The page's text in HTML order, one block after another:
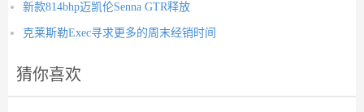
新款814bhp迈凯伦Senna GTR释放
克莱斯勒Exec寻求更多的周末经销时间
猜你喜欢